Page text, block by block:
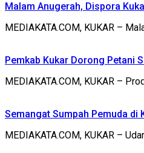
Malam Anugerah, Dispora
MEDIAKATA.COM, KUKAR –
Pemkab Kukar Dorong Petani
MEDIAKATA.COM, KUKAR –
Semangat Sumpah Pemuda di
MEDIAKATA.COM, KUKAR –